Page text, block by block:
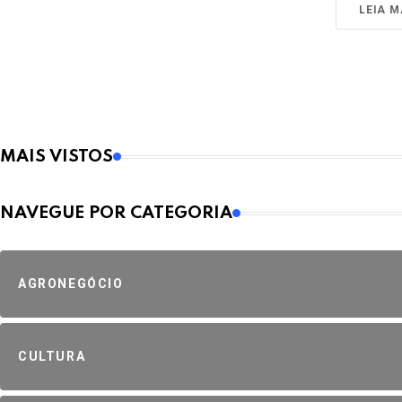
LEIA
MAIS VISTOS
NAVEGUE POR CATEGORIA
AGRONEGÓCIO
CULTURA